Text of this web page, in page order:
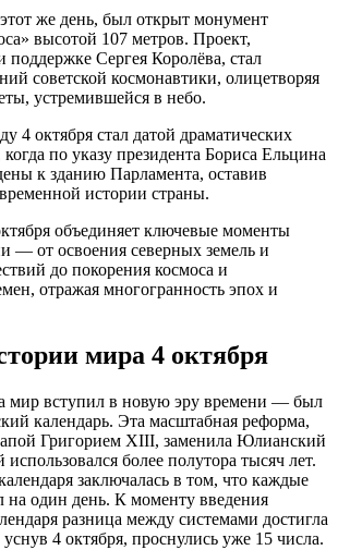
же день, был открыт монумент
высотой 107 метров. Проект,
поддержке Сергея Королёва, стал
советской космонавтики, олицетворяя
устремившейся в небо.
4 октября стал датой драматических
по указу президента Бориса Ельцина
к зданию Парламента, оставив
истории страны.
объединяет ключевые моменты
— от освоения северных земель и
до покорения космоса и
отражая многогранность эпох и
мира 4 октября
мир вступил в новую эру времени — был
календарь. Эта масштабная реформа,
Григорием XIII, заменила Юлианский
более полутора тысяч лет.
заключалась в том, что каждые
на один день. К моменту введения
разница между системами достигла
4 октября, проснулись уже 15 числа.